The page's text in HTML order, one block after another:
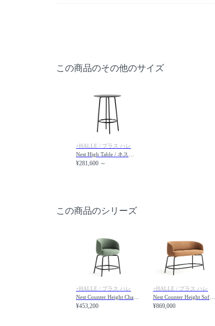
この商品のその他のサイズ
+HALLE / プラス ハレ
¥281,600 ～
この商品のシリーズ
+HALLE / プラス ハレ
¥453,200
+HALLE / プラス ハレ
¥869,000